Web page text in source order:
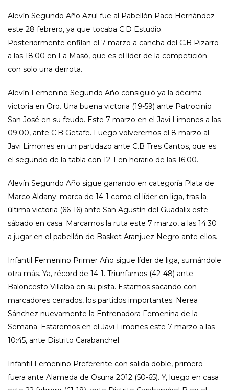
Alevín Segundo Año Azul fue al Pabellón Paco Hernández
este 28 febrero, ya que tocaba C.D Estudio.
Posteriormente enfilan el 7 marzo a cancha del C.B Pizarro
a las 18:00 en La Masó, que es el líder de la competición
con solo una derrota.
Alevín Femenino Segundo Año consiguió ya la décima
victoria en Oro. Una buena victoria (19-59) ante Patrocinio
San José en su feudo. Este 7 marzo en el Javi Limones a las
09:00, ante C.B Getafe. Luego volveremos el 8 marzo al
Javi Limones en un partidazo ante C.B Tres Cantos, que es
el segundo de la tabla con 12-1 en horario de las 16:00.
Alevín Segundo Año sigue ganando en categoría Plata de
Marco Aldany: marca de 14-1 como el líder en liga, tras la
última victoria (66-16) ante San Agustín del Guadalix este
sábado en casa. Marcamos la ruta este 7 marzo, a las 14:30
a jugar en el pabellón de Basket Aranjuez Negro ante ellos.
Infantil Femenino Primer Año sigue líder de liga, sumándole
otra más. Ya, récord de 14-1. Triunfamos (42-48) ante
Baloncesto Villalba en su pista. Estamos sacando con
marcadores cerrados, los partidos importantes. Nerea
Sánchez nuevamente la Entrenadora Femenina de la
Semana. Estaremos en el Javi Limones este 7 marzo a las
10:45, ante Distrito Carabanchel.
Infantil Femenino Preferente con salida doble, primero
fuera ante Alameda de Osuna 2012 (50-65). Y, luego en casa